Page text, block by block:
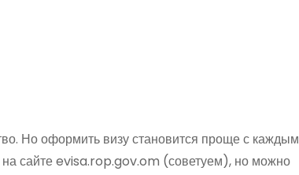
Но оформить визу становится проще с каждым
сайте evisa.rop.gov.om (советуем), но можно